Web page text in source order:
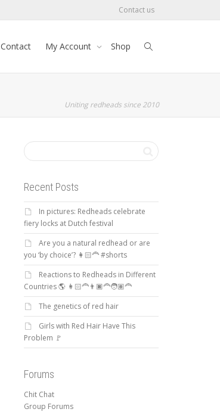
Contact us
Contact My Account Shop
Uniting redheads since 2010
Recent Posts
In pictures: Redheads celebrate
fiery locks at Dutch festival
Are you a natural redhead or are
you ‘by choice’? 👩🏻‍🦰 #shorts
Reactions to Redheads in Different
Countries 🌎 👩🏻‍🦰👨🏿‍🦰🧑🏽‍🦰
The genetics of red hair
Girls with Red Hair Have This
Problem 🚩
Forums
Chit Chat
Group Forums